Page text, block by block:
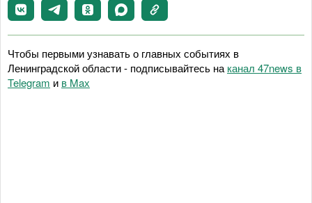
Чтобы первыми узнавать о главных событиях в
Ленинградской области - подписывайтесь на канал 47news в
Telegram и в Maх